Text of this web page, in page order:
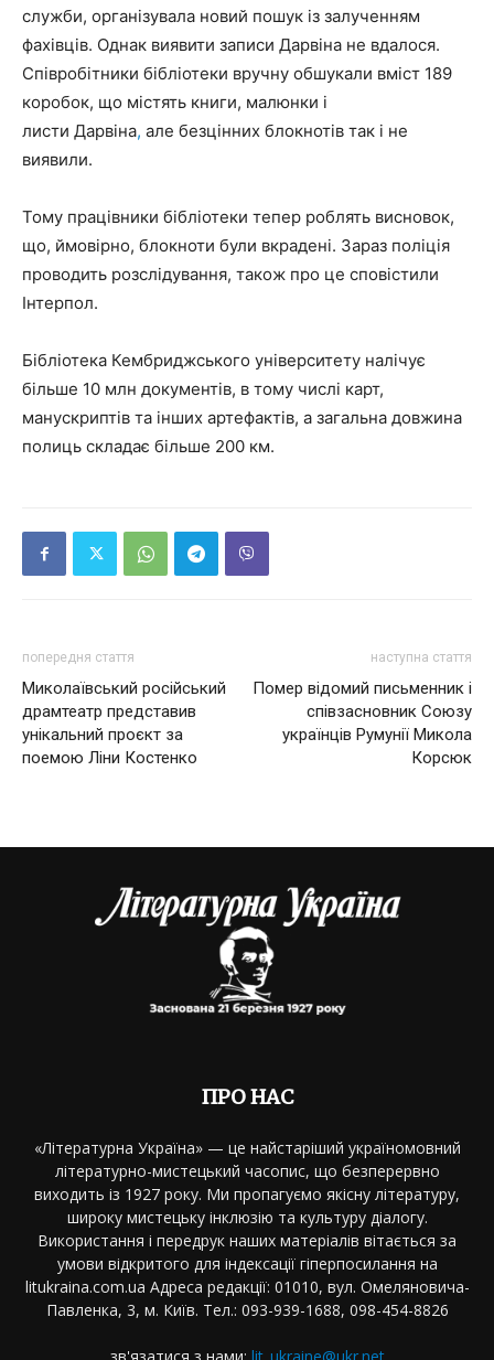
служби, організувала новий пошук із залученням
фахівців. Однак виявити записи Дарвіна не вдалося.
Співробітники бібліотеки вручну обшукали вміст 189
коробок, що містять книги, малюнки і
листи Дарвіна, але безцінних блокнотів так і не
виявили.
Тому працівники бібліотеки тепер роблять висновок,
що, ймовірно, блокноти були вкрадені. Зараз поліція
проводить розслідування, також про це сповістили
Інтерпол.
Бібліотека Кембриджського університету налічує
більше 10 млн документів, в тому числі карт,
манускриптів та інших артефактів, а загальна довжина
полиць складає більше 200 км.
попередня стаття
Миколаївський російський
драмтеатр представив
унікальний проєкт за
поемою Ліни Костенко
наступна стаття
Помер відомий письменник і
співзасновник Союзу
українців Румунії Микола
Корсюк
ПРО НАС
«Літературна Україна» — це найстаріший україномовний
літературно-мистецький часопис, що безперервно
виходить із 1927 року. Ми пропагуємо якісну літературу,
широку мистецьку інклюзію та культуру діалогу.
Використання і передрук наших матеріалів вітається за
умови відкритого для індексації гіперпосилання на
litukraina.com.ua Адреса редакції: 01010, вул. Омеляновича-
Павленка, 3, м. Київ. Тел.: 093-939-1688, 098-454-8826
зв'язатися з нами: lit_ukraine@ukr.net